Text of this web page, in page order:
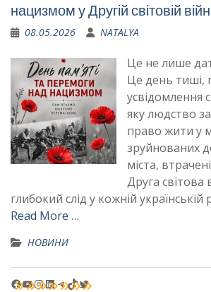
нацизмом у Другій світовій
08.05.2026 NATALYA
Це не лише
Це день тиші,
усвідомлення
яку людство
право жити у
зруйнованих
міста,
Друга світова
глибокий слід у кожній українській
Read More …
НОВИНИ
Facebook
YouTube
Instagram
LinkedIn
Telegram
TikTok
Twitter